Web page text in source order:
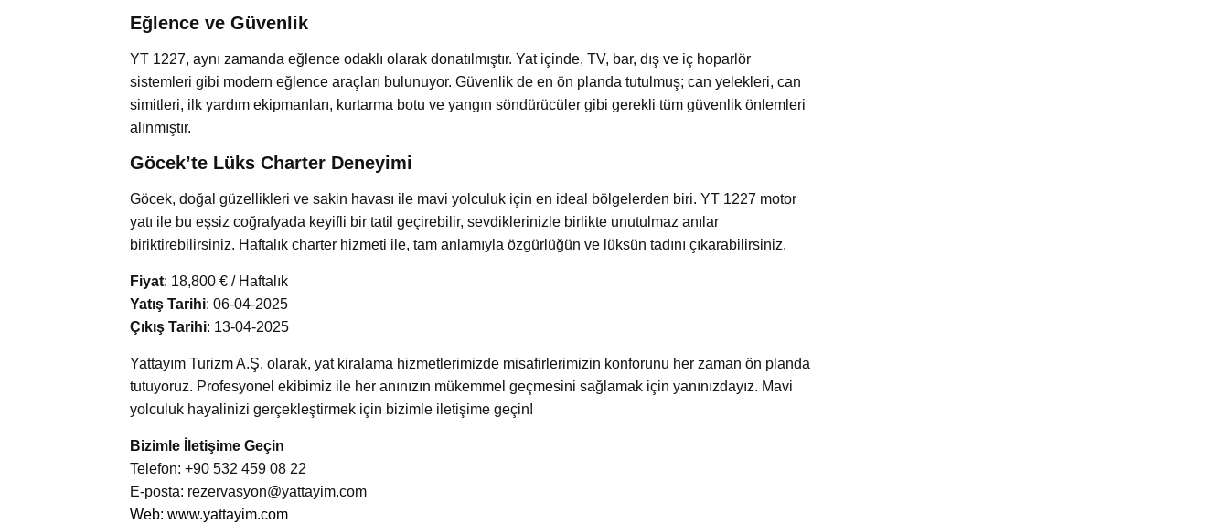
Eğlence ve Güvenlik
YT 1227, aynı zamanda eğlence odaklı olarak donatılmıştır. Yat içinde, TV, bar, dış ve iç hoparlör
sistemleri gibi modern eğlence araçları bulunuyor. Güvenlik de en ön planda tutulmuş; can yelekleri, can
simitleri, ilk yardım ekipmanları, kurtarma botu ve yangın söndürücüler gibi gerekli tüm güvenlik önlemleri
alınmıştır.
Göcek’te Lüks Charter Deneyimi
Göcek, doğal güzellikleri ve sakin havası ile mavi yolculuk için en ideal bölgelerden biri. YT 1227 motor
yatı ile bu eşsiz coğrafyada keyifli bir tatil geçirebilir, sevdiklerinizle birlikte unutulmaz anılar
biriktirebilirsiniz. Haftalık charter hizmeti ile, tam anlamıyla özgürlüğün ve lüksün tadını çıkarabilirsiniz.
Fiyat: 18,800 € / Haftalık
Yatış Tarihi: 06-04-2025
Çıkış Tarihi: 13-04-2025
Yattayım Turizm A.Ş. olarak, yat kiralama hizmetlerimizde misafirlerimizin konforunu her zaman ön planda
tutuyoruz. Profesyonel ekibimiz ile her anınızın mükemmel geçmesini sağlamak için yanınızdayız. Mavi
yolculuk hayalinizi gerçekleştirmek için bizimle iletişime geçin!
Bizimle İletişime Geçin
Telefon: +90 532 459 08 22
E-posta: rezervasyon@yattayim.com
Web: www.yattayim.com